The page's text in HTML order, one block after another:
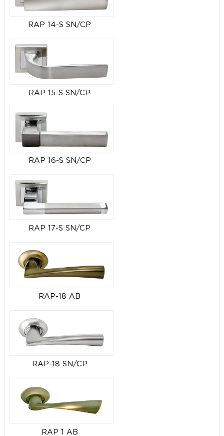
RAP 14-S SN/CP
RAP 15-S SN/CP
RAP 16-S SN/CP
RAP 17-S SN/CP
RAP-18 AB
RAP-18 SN/CP
RAP 1 AB